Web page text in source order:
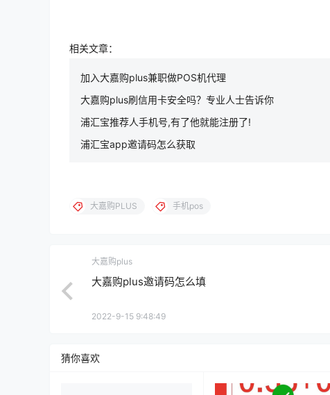
相关文章：
加入大嘉购plus兼职做POS机代理
大嘉购plus刷信用卡安全吗？专业人士告诉你
浦汇宝推荐人手机号,有了他就能注册了!
浦汇宝app邀请码怎么获取
大嘉购PLUS 手机pos
大嘉购plus
大嘉购plus邀请码怎么填
2022-9-15 9:48:49
猜你喜欢